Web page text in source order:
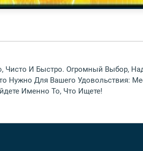
Чисто И Быстро. Огромный Выбор,
Нужно Для Вашего Удовольствия:
Именно То, Что Ищете!